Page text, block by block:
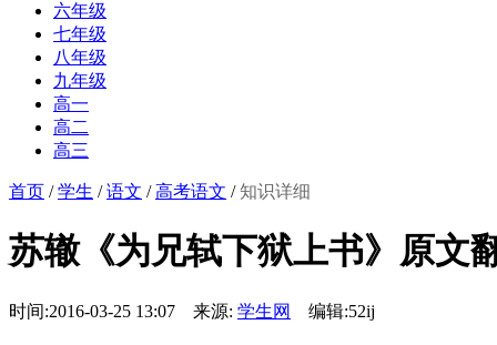
六年级
七年级
八年级
九年级
高一
高二
高三
首页 /学生 /语文 /高考语文 /知识详细
苏辙《为兄轼下狱上书》原文
时间:2016-03-25 13:07 来源: 学生网 编辑:52ij